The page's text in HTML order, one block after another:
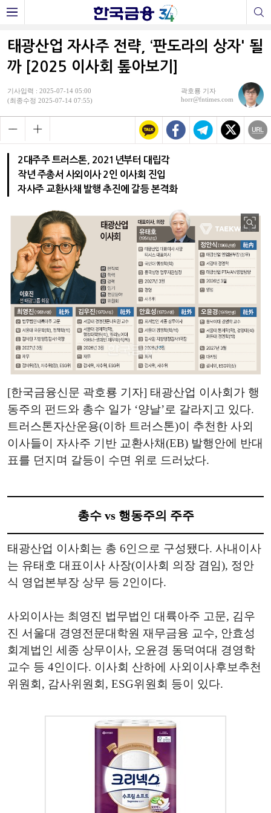
태광산업 자사주 전략, ‘판도라의 상자' 될
까 [2025 이사회 톺아보기]
기사입력 : 2025-07-14 05:00
(최종수정 2025-07-14 07:55)
곽호룡 기자
horr@fntimes.com
2대주주 트러스톤, 2021년부터 대립각
작년 주총서 사외이사 2인 이사회 진입
자사주 교환사채 발행 추진에 갈등 본격화
[한국금융신문 곽호룡 기자] 태광산업 이사회가 행
동주의 펀드와 총수 일가 ‘양날’로 갈라지고 있다.
트러스톤자산운용(이하 트러스톤)이 추천한 사외
이사들이 자사주 기반 교환사채(EB) 발행안에 반대
표를 던지며 갈등이 수면 위로 드러났다.
총수 vs 행동주의 주주
태광산업 이사회는 총 6인으로 구성됐다. 사내이사
는 유태호 대표이사 사장(이사회 의장 겸임), 정안
식 영업본부장 상무 등 2인이다.
사외이사는 최영진 법무법인 대륙아주 고문, 김우
진 서울대 경영전문대학원 재무금융 교수, 안효성
회계법인 세종 상무이사, 오윤경 동덕여대 경영학
교수 등 4인이다. 이사회 산하에 사외이사후보추천
위원회, 감사위원회, ESG위원회 등이 있다.